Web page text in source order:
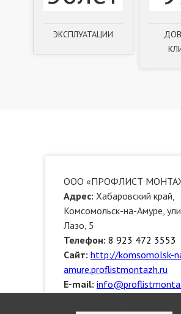
ЭКСПЛУАТАЦИИ
ООО «ПРОФЛИСТ
Адрес: Хабаровский край,
Комсомольск-на-Амуре,
Лазо, 5
Телефон: 8 923 472 3553
Сайт: http://komsomolsk-
amure.proflistmontazh.ru
E-mail: